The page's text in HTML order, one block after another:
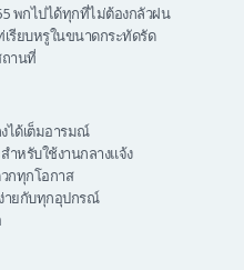
พกไปได้ทุกที่ไม่ต้องกลัวฝน
รียบหรูในขนาดกระทัดรัด
ถานที่
ได้เต็มอารมณ์
ำหรับใช้งานกลางแจ้ง
กทุกโอกาส
ายกับทุกอุปกรณ์